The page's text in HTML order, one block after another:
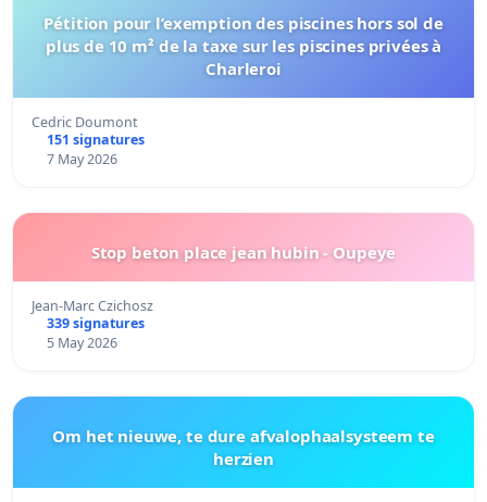
Pétition pour l’exemption des piscines hors sol de
plus de 10 m² de la taxe sur les piscines privées à
Charleroi
Cedric Doumont
151 signatures
7 May 2026
Stop beton place jean hubin - Oupeye
Jean-Marc Czichosz
339 signatures
5 May 2026
Om het nieuwe, te dure afvalophaalsysteem te
herzien